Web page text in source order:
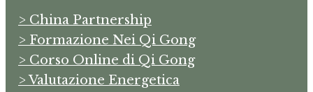
> China Partnership
> Formazione Nei Qi Gong
> Corso Online di Qi Gong
> Valutazione Energetica